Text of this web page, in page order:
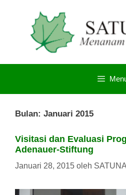
Bulan: Januari 2015
Visitasi dan Evaluasi
Adenauer-Stiftung
Januari 28, 2015 oleh